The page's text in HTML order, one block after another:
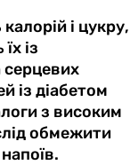
і цукру,
із
із діабетом
з високим
обмежити